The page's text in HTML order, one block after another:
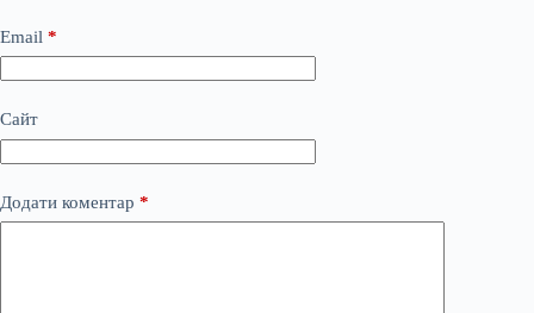
Email *
Сайт
Додати коментар *